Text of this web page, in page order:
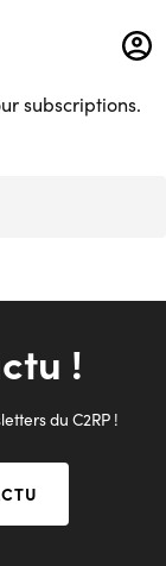
subscriptions.
!
du C2RP !